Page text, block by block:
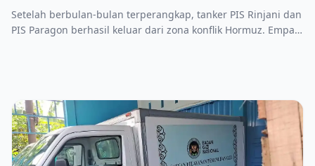
Setelah berbulan-bulan terperangkap, tanker PIS Rinjani dan
PIS Paragon berhasil keluar dari zona konflik Hormuz. Empat